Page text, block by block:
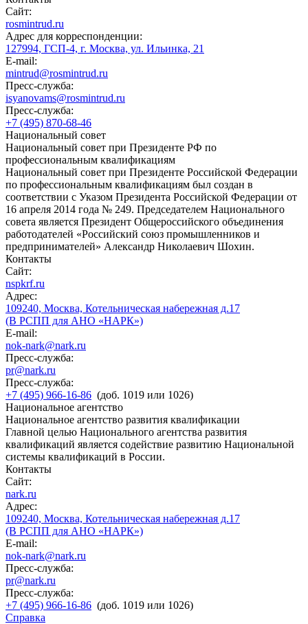
Сайт:
rosmintrud.ru
Адрес для корреспонденции:
127994, ГСП-4, г. Москва, ул. Ильинка, 21
E-mail:
mintrud@rosmintrud.ru
Пресс-служба:
isyanovams@rosmintrud.ru
Пресс-служба:
+7 (495) 870-68-46
Национальный совет
Национальный совет при Президенте РФ по
профессиональным квалификациям
Национальный совет при Президенте Российской Федерации
по профессиональным квалификациям был создан в
соответствии с Указом Президента Российской Федерации от
16 апреля 2014 года № 249. Председателем Национального
совета является Президент Общероссийского объединения
работодателей «Российский союз промышленников и
предпринимателей» Александр Николаевич Шохин.
Контакты
Сайт:
nspkrf.ru
Адрес:
109240, Москва, Котельническая набережная д.17
(В РСПП для АНО «НАРК»)
E-mail:
nok-nark@nark.ru
Пресс-служба:
pr@nark.ru
Пресс-служба:
+7 (495) 966-16-86 (доб. 1019 или 1026)
Национальное агентство
Национальное агентство развития квалификации
Главной целью Национального агентства развития
квалификаций является содействие развитию Национальной
системы квалификаций в России.
Контакты
Сайт:
nark.ru
Адрес:
109240, Москва, Котельническая набережная д.17
(В РСПП для АНО «НАРК»)
E-mail:
nok-nark@nark.ru
Пресс-служба:
pr@nark.ru
Пресс-служба:
+7 (495) 966-16-86 (доб. 1019 или 1026)
Справка